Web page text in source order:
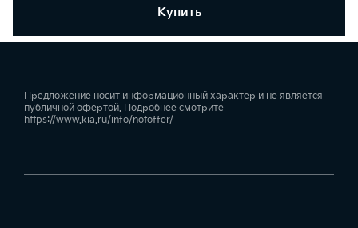
Купить
Предложение носит информационный характер и не является
публичной офертой. Подробнее смотрите
https://www.kia.ru/info/notoffer/